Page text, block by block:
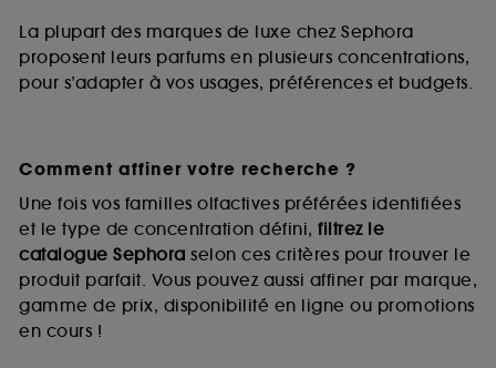
La plupart des marques de luxe chez Sephora
proposent leurs parfums en plusieurs concentrations,
pour s’adapter à vos usages, préférences et budgets.
Comment affiner votre recherche ?
Une fois vos familles olfactives préférées identifiées
et le type de concentration défini, filtrez le
catalogue Sephora selon ces critères pour trouver le
produit parfait. Vous pouvez aussi affiner par marque,
gamme de prix, disponibilité en ligne ou promotions
en cours !